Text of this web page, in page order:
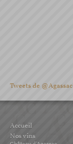
Tweets de @Agassac
Accueil
Nos vins